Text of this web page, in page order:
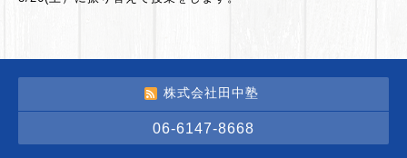
株式会社田中塾
06-6147-8668